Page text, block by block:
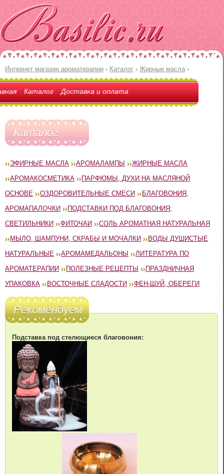
Интернет магазин ароматерапии › Каталог › Жирные масла ›
Каталог Доставка и оплата
Каталог
ЭФИРНЫЕ МАСЛА АРОМАЛАМПЫ
ЖИРНЫЕ МАСЛА
АРОМАКОСМЕТИКА
ПАРФЮМЫ, ДУХИ НА МАСЛЯНОЙ
ОСНОВЕ
ОЗДОРОВИТЕЛЬНЫЕ СМЕСИ
БЛАГОВОНИЯ,
АРОМАПАЛОЧКИ
ПОДСТАВКИ ПОД БЛАГОВОНИЯ;
СВЕТИЛЬНИКИ
ФИТОЧАИ
СОЛЬ АРОМАТНАЯ НАТУРАЛЬНАЯ
МЫЛО, ШАМПУНИ, СКРАБЫ И МОЧАЛКИ
ВОДЫ ДУШИСТЫЕ
НАТУРАЛЬНЫЕ
АРОМАМЕДАЛЬОНЫ
ЛИТЕРАТУРА ПО
АРОМАТЕРАПИИ
ПОЛЕЗНЫЕ РЕЦЕПТЫ
ПРАЗДНИЧНАЯ
УПАКОВКА
ВОСТОЧНЫЕ СЛАДОСТИ ФЕН-ШУЙ, ОБЕРЕГИ
Рекомендуем
Подставка под стелющиеся благовония: